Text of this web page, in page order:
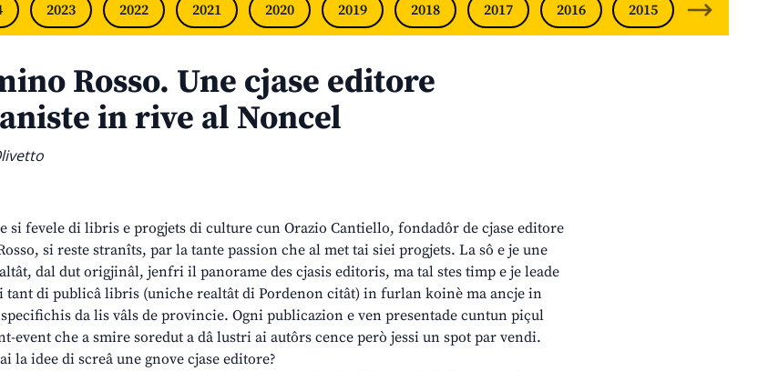
2023 2022 2021 2020 2019 2018 2017 2016 2015 2014
Rosso. Une cjase editore
in rive al Noncel
si fevele di libris e progjets di culture cun Orazio Cantiello, fondadôr de cjase editore
si reste stranîts, par la tante passion che al met tai siei progjets. La sô e je une
dal dut origjinâl, jenfri il panorame des cjasis editoris, ma tal stes timp e je leade
tant di publicâ libris (uniche realtât di Pordenon citât) in furlan koinè ma ancje in
da lis vâls de provincie. Ogni publicazion e ven presentade cuntun piçul
event che a smire soredut a dâ lustri ai autôrs cence però jessi un spot par vendi.
la idee di screâ une gnove cjase editore?